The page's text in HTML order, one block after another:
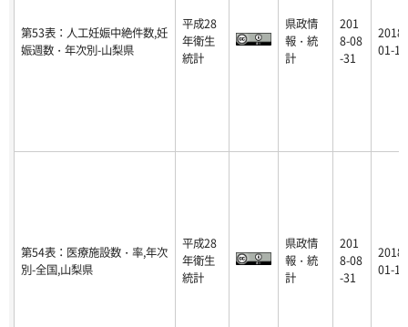
第53表：人工妊娠中絶件数,妊
娠週数・年次別-山梨県
平成28
年衛生
統計
県政情
報・統
計
201
8-08
-31
2018-
01-16
第54表：医療施設数・率,年次
別-全国,山梨県
平成28
年衛生
統計
県政情
報・統
計
201
8-08
-31
2018-
01-16